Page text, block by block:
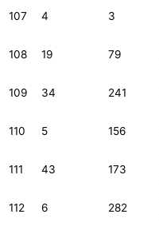
107 4 3
108 19 79
109 34 241
110 5 156
111 43 173
112 6 282